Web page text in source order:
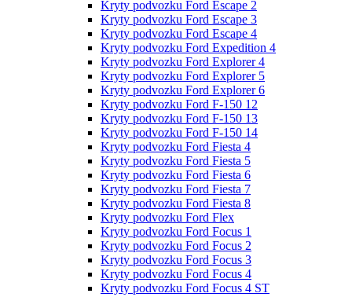
Kryty podvozku Ford Escape 2
Kryty podvozku Ford Escape 3
Kryty podvozku Ford Escape 4
Kryty podvozku Ford Expedition 4
Kryty podvozku Ford Explorer 4
Kryty podvozku Ford Explorer 5
Kryty podvozku Ford Explorer 6
Kryty podvozku Ford F-150 12
Kryty podvozku Ford F-150 13
Kryty podvozku Ford F-150 14
Kryty podvozku Ford Fiesta 4
Kryty podvozku Ford Fiesta 5
Kryty podvozku Ford Fiesta 6
Kryty podvozku Ford Fiesta 7
Kryty podvozku Ford Fiesta 8
Kryty podvozku Ford Flex
Kryty podvozku Ford Focus 1
Kryty podvozku Ford Focus 2
Kryty podvozku Ford Focus 3
Kryty podvozku Ford Focus 4
Kryty podvozku Ford Focus 4 ST